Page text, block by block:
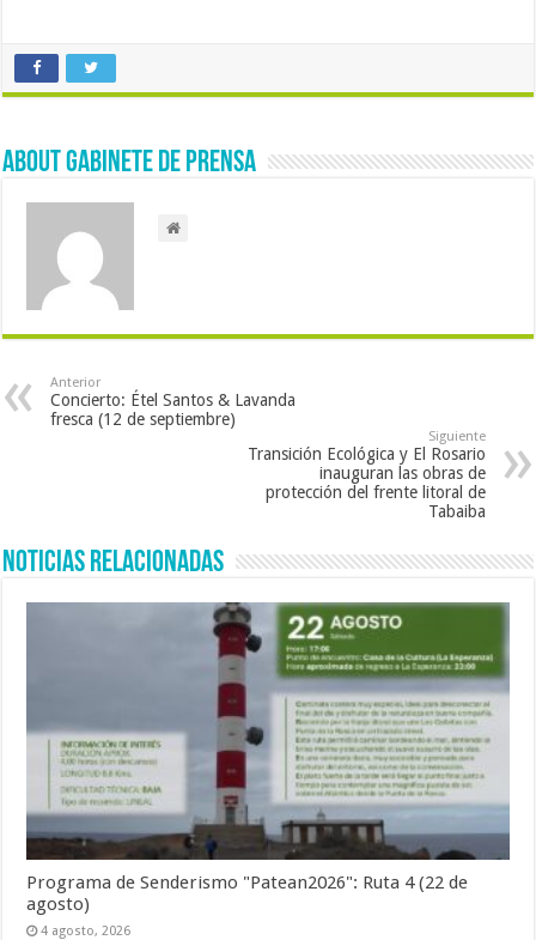
About Gabinete de Prensa
Anterior
Concierto: Étel Santos & Lavanda
fresca (12 de septiembre)
Siguiente
Transición Ecológica y El Rosario
inauguran las obras de
protección del frente litoral de
Tabaiba
Noticias Relacionadas
Programa de Senderismo "Patean2026": Ruta 4 (22 de
agosto)
4 agosto, 2026